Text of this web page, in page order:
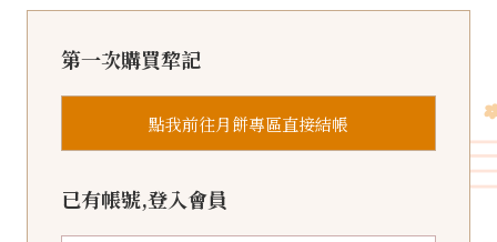
第一次購買犂記
點我前往月餅專區直接結帳
已有帳號,登入會員